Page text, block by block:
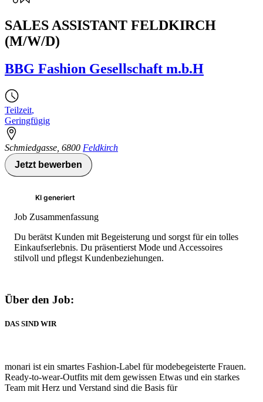
SALES ASSISTANT FELDKIRCH
(M/W/D)
BBG Fashion Gesellschaft m.b.H
Teilzeit,
Geringfügig
Schmiedgasse 6800 Feldkirch
Jetzt bewerben
KI generiert
Job Zusammenfassung
Du berätst Kunden mit Begeisterung und sorgst für ein tolles
Einkaufserlebnis. Du präsentierst Mode und Accessoires
stilvoll und pflegst Kundenbeziehungen.
Über den Job:
DAS SIND WIR
monari ist ein smartes Fashion-Label für modebegeisterte Frauen.
Ready-to-wear-Outfits mit dem gewissen Etwas und ein starkes
Team mit Herz und Verstand sind die Basis für